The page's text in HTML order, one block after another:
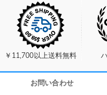
￥11,700以上送料無料
お問い合わせ